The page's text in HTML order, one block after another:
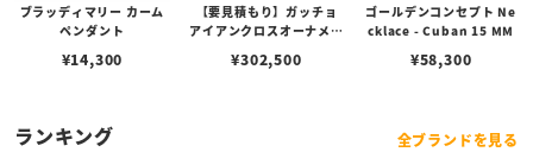
ブラッディマリー カーム
ペンダント
¥14,300
【要見積もり】ガッチョ
アイアンクロスオーナメン
クスハンターノッカー Ve
¥302,500
ゴールデンコンセプト Ne
cklace - Cuban 15 MM
¥58,300
ランキング 全ブランドを見る